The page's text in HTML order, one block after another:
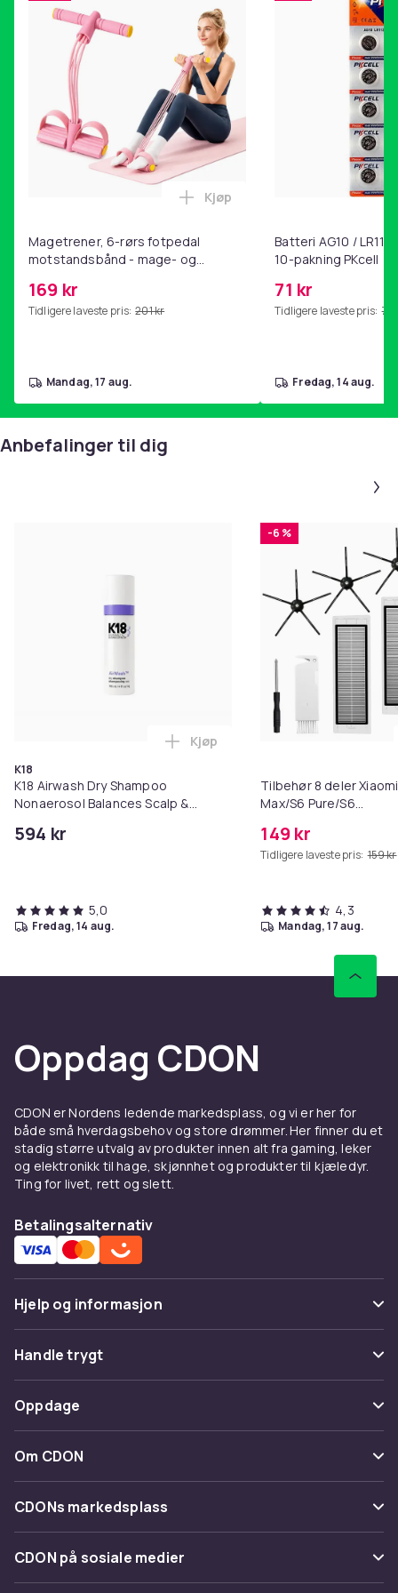
Magetrener, 6-rørs fotpedal
motstandsbånd - mage- og
hjemmegymnastikk Pink
169 kr
Tidligere laveste pris: 201 kr
Legg Magetrener, 6-rørs
Kjøp
mandag, 17 aug.
Batteri AG10 /
10-pakning PKcell
71 kr
Tidligere laveste pris: 76
fredag, 14 aug.
Anbefalinger til dig
K18
K18 Airwash Dry Shampoo
Nonaerosol Balances Scalp &
594 kr
Legg K18 Airwash Dry
Kjøp
5,0
fredag, 14 aug.
-6 %
Tilbehør 8 deler
Max/S6 Pure/S6
149 kr
Tidligere laveste pris: 159 kr
4,3
mandag, 17 aug.
Oppdag CDON
CDON er Nordens ledende markedsplass, og vi er her for
både små hverdagsbehov og store drømmer. Her finner du et
stadig større utvalg av produkter innen alt fra gaming, leker
og elektronikk til hage, skjønnhet og produkter til kjæledyr.
Ting for livet, rett og slett.
Betalingsalternativ
Hjelp og informasjon
Vanlige spørsmål
Spor pakke
Angre & returner her
Kontakt oss
Handle trygt
Betaling
Levering
Tilbakekallinger
Oppdage
Kategorier
Varemerker
Om CDON
Om oss
Kundeanmeldelser
Jobbe på CDON
CDONs markedsplass
Merchant Help Center
CDON på sosiale medier